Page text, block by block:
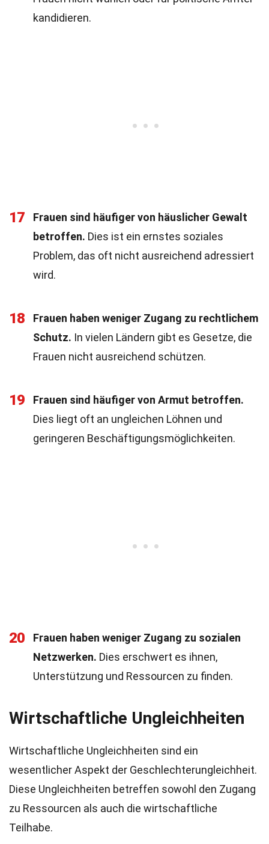
kandidieren.
17
Frauen sind häufiger von häuslicher Gewalt
betroffen. Dies ist ein ernstes soziales
Problem, das oft nicht ausreichend adressiert
wird.
18
Frauen haben weniger Zugang zu rechtlichem
Schutz. In vielen Ländern gibt es Gesetze, die
Frauen nicht ausreichend schützen.
19
Frauen sind häufiger von Armut betroffen.
Dies liegt oft an ungleichen Löhnen und
geringeren Beschäftigungsmöglichkeiten.
20
Frauen haben weniger Zugang zu sozialen
Netzwerken. Dies erschwert es ihnen,
Unterstützung und Ressourcen zu finden.
Wirtschaftliche Ungleichheiten
Wirtschaftliche Ungleichheiten sind ein
wesentlicher Aspekt der Geschlechterungleichheit.
Diese Ungleichheiten betreffen sowohl den Zugang
zu Ressourcen als auch die wirtschaftliche
Teilhabe.